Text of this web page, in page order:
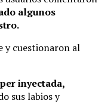
algunos
y cuestionaron al
inyectada,
sus labios y